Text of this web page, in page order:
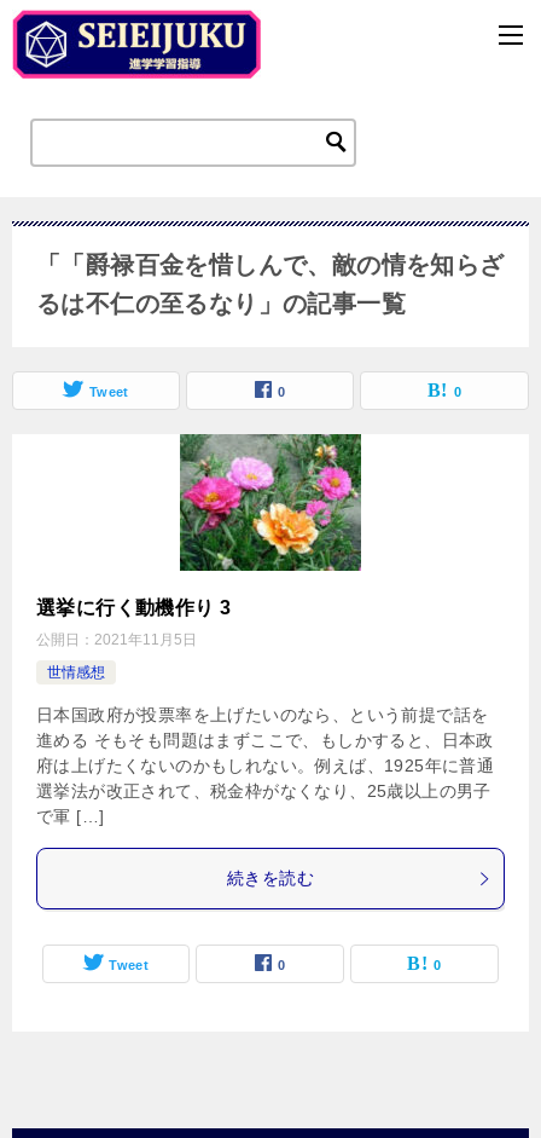
「「爵禄百金を惜しんで、敵の情を知らざ
るは不仁の至るなり」の記事一覧
Tweet 0 0
選挙に行く動機作り 3
公開日： 2021年11月5日
世情感想
日本国政府が投票率を上げたいのなら、という前提で話を
進める そもそも問題はまずここで、もしかすると、日本政
府は上げたくないのかもしれない。例えば、1925年に普通
選挙法が改正されて、税金枠がなくなり、25歳以上の男子
で軍 […]
続きを読む
Tweet 0 0